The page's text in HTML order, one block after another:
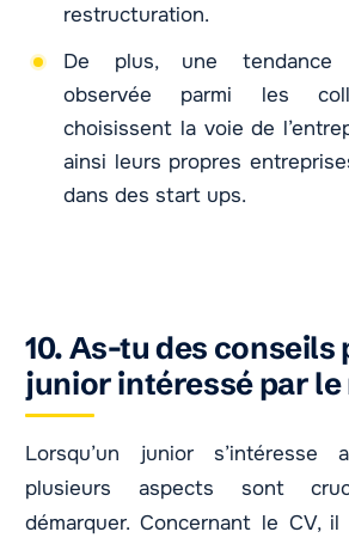
restructuration.
De plus, une tendance
observée parmi les
choisissent la voie de
ainsi leurs propres
dans des start ups.
10. As-tu des conseils
junior intéressé par le
Lorsqu’un junior s’intéresse
plusieurs aspects sont
démarquer. Concernant le CV,